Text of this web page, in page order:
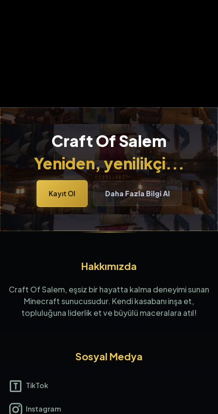
Craft Of Salem
Yeniden, yenilikçi...
Kayıt Ol Daha Fazla Bilgi Al
Hakkımızda
Craft Of Salem, eşsiz bir hayatta kalma deneyimi sunan
Minecraft sunucusudur. Kendi kasabanı inşa et,
topluluğuna liderlik et ve büyülü maceralara atıl!
Sosyal Medya
TikTok
Instagram